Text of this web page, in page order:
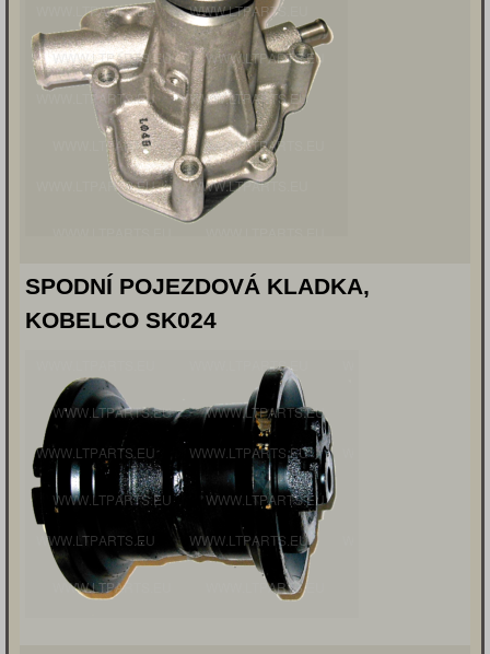
SPODNÍ POJEZDOVÁ KLADKA,
KOBELCO SK024